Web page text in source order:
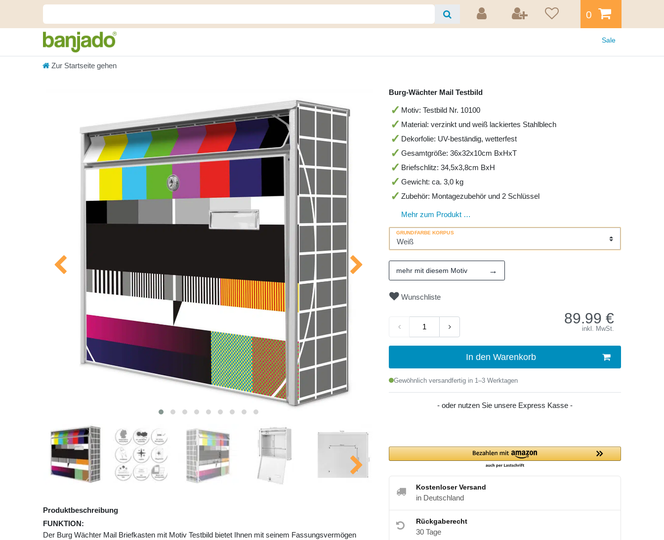
0
Sale
Zur Startseite gehen
Produktbeschreibung
FUNKTION:
Der Burg Wächter Mail Briefkasten mit Motiv Testbild bietet Ihnen mit seinem Fassungsvermögen
Burg-Wächter Mail Testbild
Motiv: Testbild Nr. 10100
Material: verzinkt und weiß lackiertes Stahlblech
Dekorfolie: UV-beständig, wetterfest
Gesamtgröße: 36x32x10cm BxHxT
Briefschlitz: 34,5x3,8cm BxH
Gewicht: ca. 3,0 kg
Zubehör: Montagezubehör und 2 Schlüssel
Mehr zum Produkt …
GRUNDFARBE KORPUS
mehr mit diesem Motiv →
Wunschliste
89.99 €
inkl. MwSt.
In den Warenkorb
Gewöhnlich versandfertig in 1–3 Werktagen
- oder nutzen Sie unsere Express Kasse -
Kostenloser Versand
in Deutschland
Rückgaberecht
30 Tage